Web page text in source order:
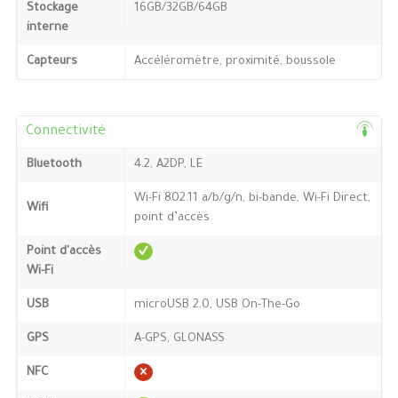
Stockage
interne
16GB/32GB/64GB
Capteurs Accéléromètre, proximité, boussole
Connectivité
Bluetooth 4.2, A2DP, LE
Wifi
Wi-Fi 802.11 a/b/g/n, bi-bande, Wi-Fi Direct,
point d’accès
Point d'accès
Wi-Fi
USB microUSB 2.0, USB On-The-Go
GPS A-GPS, GLONASS
NFC